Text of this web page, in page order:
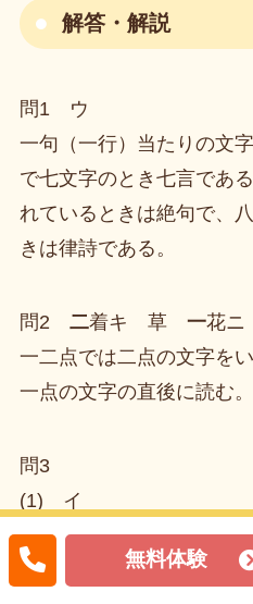
解答・解説
問1 ウ
一句（一行）当たりの文
で七文字のとき七言であ
れているときは絶句で、
きは律詩である。
問2 二着キ 草 一花ニ
一二点では二点の文字を
一点の文字の直後に読む。
問3
(1) イ
村里の動物や植物の生き
ていることを読み取る。
無料体験